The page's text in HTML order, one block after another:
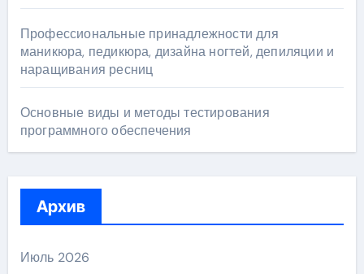
Профессиональные принадлежности для
маникюра, педикюра, дизайна ногтей, депиляции и
наращивания ресниц
Основные виды и методы тестирования
программного обеспечения
Архив
Июль 2026